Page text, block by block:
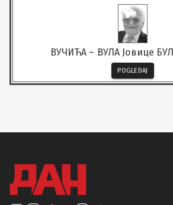
ВУЧИЋА – ВУЛА Јовице
POGLEDAJ